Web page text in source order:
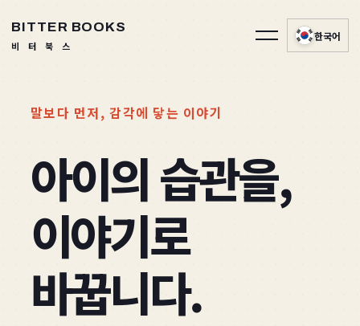
BITTER BOOKS
비 터 북 스 메뉴 열기 한국어
말보다 먼저, 감각에 닿는 이야기
아이의 습관을,
이야기로
바꿉니다.